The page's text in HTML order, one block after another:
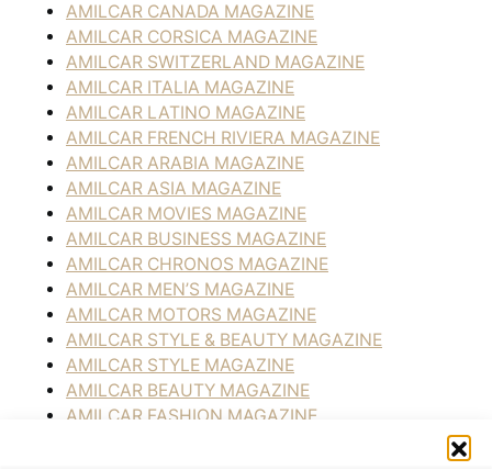
AMILCAR CANADA MAGAZINE
AMILCAR CORSICA MAGAZINE
AMILCAR SWITZERLAND MAGAZINE
AMILCAR ITALIA MAGAZINE
AMILCAR LATINO MAGAZINE
AMILCAR FRENCH RIVIERA MAGAZINE
AMILCAR ARABIA MAGAZINE
AMILCAR ASIA MAGAZINE
AMILCAR MOVIES MAGAZINE
AMILCAR BUSINESS MAGAZINE
AMILCAR CHRONOS MAGAZINE
AMILCAR MEN’S MAGAZINE
AMILCAR MOTORS MAGAZINE
AMILCAR STYLE & BEAUTY MAGAZINE
AMILCAR STYLE MAGAZINE
AMILCAR BEAUTY MAGAZINE
AMILCAR FASHION MAGAZINE